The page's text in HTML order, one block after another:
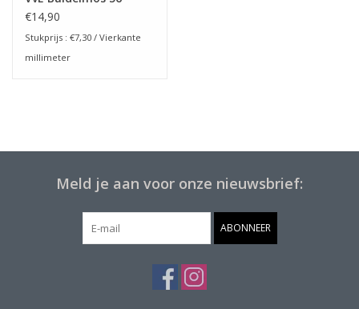
€14,90
Stukprijs : €7,30 / Vierkante
millimeter
Meld je aan voor onze nieuwsbrief:
ABONNEER